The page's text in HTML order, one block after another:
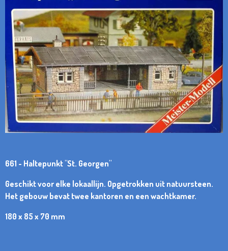
661 - Haltepunkt "St. Georgen"
Geschikt voor elke lokaallijn. Opgetrokken uit natuursteen.
Het gebouw bevat twee kantoren en een wachtkamer.
180 x 85 x 70 mm